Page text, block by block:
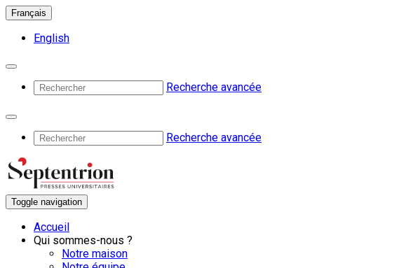
Français
English
Recherche avancée
Recherche avancée
Toggle navigation
Accueil
Qui sommes-nous ?
Notre maison